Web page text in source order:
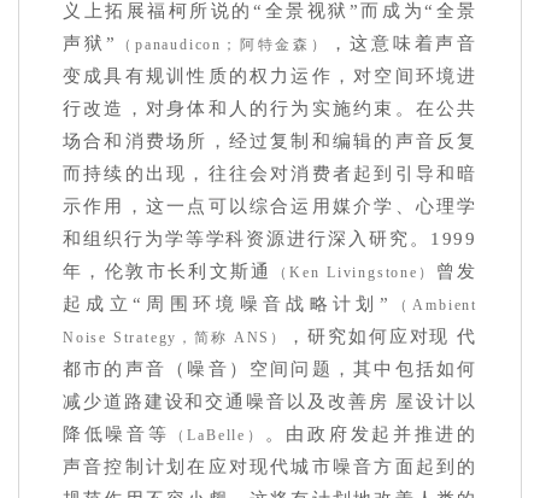
义上拓展福柯所说的“全景视狱”而成为“全景
声狱”
（panaudicon；阿特金森）
，这意味着声音
变成具有规训性质的权力运作，对空间环境进
行改造，对身体和人的行为实施约束。在公共
场合和消费场所，经过复制和编辑的声音反复
而持续的出现，往往会对消费者起到引导和暗
示作用，这一点可以综合运用媒介学、心理学
和组织行为学等学科资源进行深入研究。1999
年，伦敦市长利文斯通
（Ken Livingstone） 曾发
起成立“周围环境噪音战略计划”
（Ambient
Noise Strategy，简称 ANS）
，研究如何应对现 代
都市的声音（噪音）空间问题，其中包括如何
减少道路建设和交通噪音以及改善房 屋设计以
降低噪音等
（LaBelle） 。由政府发起并推进的
声音控制计划在应对现代城市噪音方面起到的